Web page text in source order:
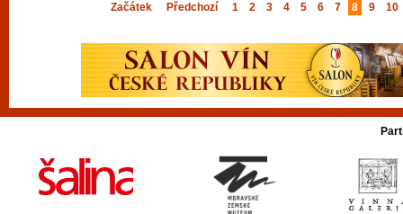
Začátek Předchozí 1 2 3 4 5 6 7 8 9 10